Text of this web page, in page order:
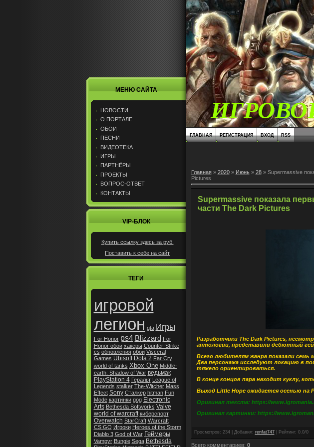
МЕНЮ САЙТА
НОВОСТИ
О ПОРТАЛЕ
ОБОИ
ПЕСНИ
ВИДЕОТЕКА
ИГРЫ
ПАРТНЁРЫ
ПРОЕКТЫ
ВОПРОС-ОТВЕТ
КОНТАКТЫ
VIP-БЛОК
Купить ссылку здесь за руб.
Поставить к себе на сайт
ТЕГИ
игровой
легион gta Игры
For Honor ps4 Blizzard For
Honor обои хакеры Counter-Strike
cs обновления обои Visceral
Games Ubisoft Dota 2 Far Cry
world of tanks Xbox One Middle-
earth: Shadow of War ведьмак
PlayStation 4 Геральт League of
Legends stalker The-Witcher Mass
Effect Sony Сталкер hitman Fun
Mode картинки gog Electronic
Arts Bethesda Softworks Valve
world of warcraft киберспорт
Overwatch StarCraft Warcraft
CS:GO Игроки Heroes of the Storm
Diablo 3 God of War Геймеры
Vampyr Bungie Sega Bethesda
ГЛАВНАЯ РЕГИСТРАЦИЯ ВХОД RSS
Главная» 2020 » Июнь » 28» Supermassive
Pictures
Supermassive показала
части The Dark Pictures
Разработчики The Dark Pictures,
антологии, представили дебютный
Всего любителям жанра показали семь
Два персонажа исследуют локацию в
тяжело ориентироваться.
В конце концов пара находит куклу,
Выход Little Hope ожидается осенью на
Оригинал текста: https://
Оригинал картинки: https://
Просмотров: 234| Добавил: renfat747 Рейтинг: 0.0/0
Всего комментариев: 0